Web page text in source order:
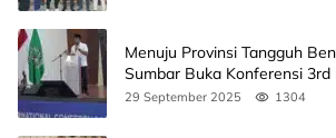
Menuju Provinsi Tangguh
Sumbar Buka Konferensi 3rd
Unand
29 September 2025 1304